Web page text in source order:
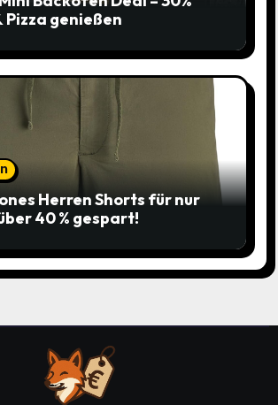
Pizza genießen
Herren Shorts für nur
über 40 % gespart!